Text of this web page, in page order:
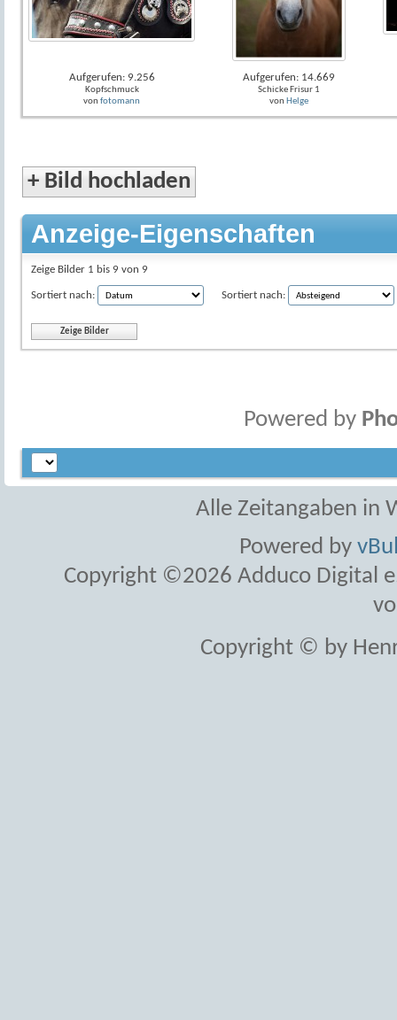
Aufgerufen: 9.256
Kopfschmuck
von fotomann
Aufgerufen: 14.669
Schicke Frisur 1
von Helge
+ Bild hochladen
Anzeige-Eigenschaften
Zeige Bilder 1 bis 9 von 9
Sortiert nach: Sortiert nach:
Powered by
Alle Zeitangaben in
Powered by
Copyright ©2026 Adduco Digital
Copyright © by